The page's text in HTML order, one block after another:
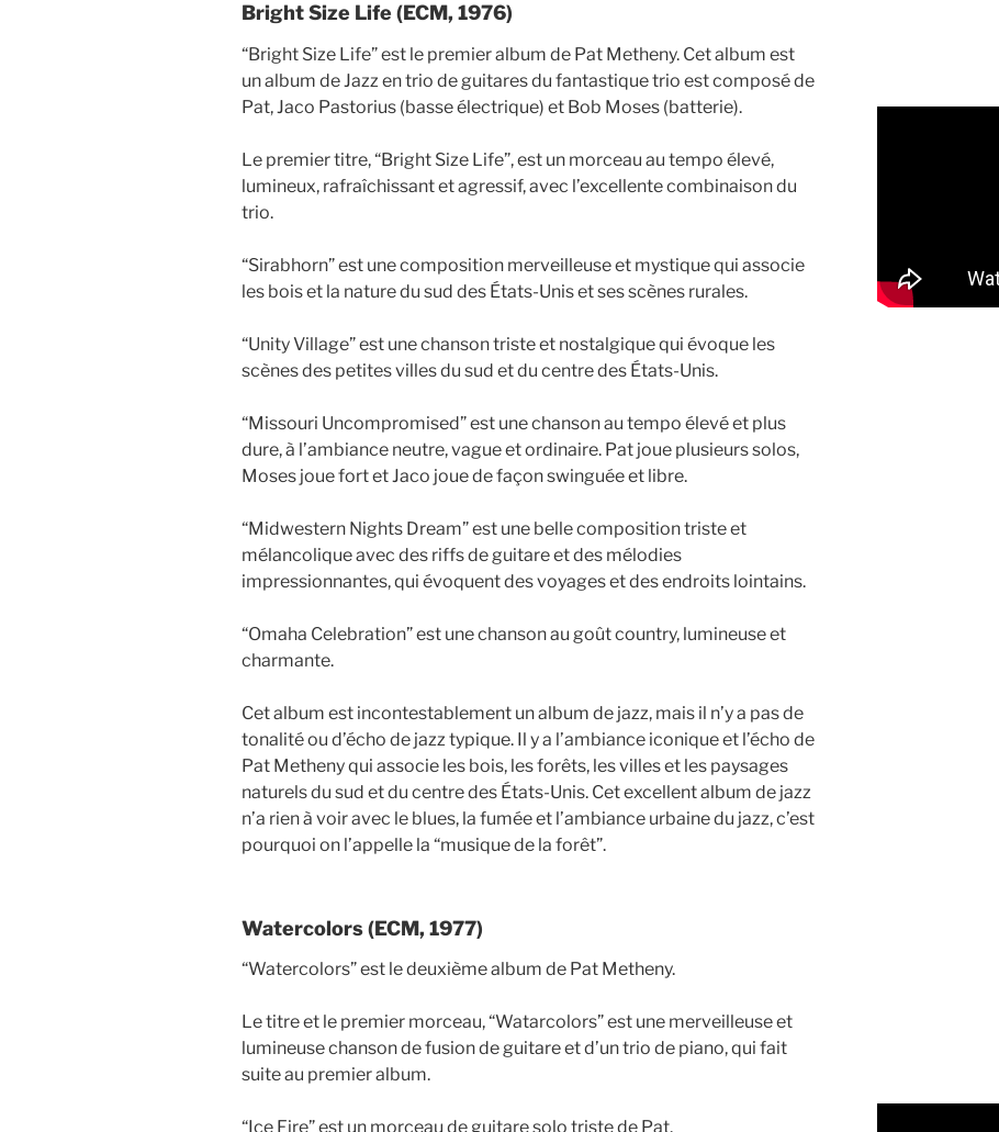
Bright Size Life (ECM, 1976)
“Bright Size Life” est le premier album de Pat Metheny. Cet album est
un album de Jazz en trio de guitares du fantastique trio est composé de
Pat, Jaco Pastorius (basse électrique) et Bob Moses (batterie).
Le premier titre, “Bright Size Life”, est un morceau au tempo élevé,
lumineux, rafraîchissant et agressif, avec l’excellente combinaison du
trio.
“Sirabhorn” est une composition merveilleuse et mystique qui associe
les bois et la nature du sud des États-Unis et ses scènes rurales.
“Unity Village” est une chanson triste et nostalgique qui évoque les
scènes des petites villes du sud et du centre des États-Unis.
“Missouri Uncompromised” est une chanson au tempo élevé et plus
dure, à l’ambiance neutre, vague et ordinaire. Pat joue plusieurs solos,
Moses joue fort et Jaco joue de façon swinguée et libre.
“Midwestern Nights Dream” est une belle composition triste et
mélancolique avec des riffs de guitare et des mélodies
impressionnantes, qui évoquent des voyages et des endroits lointains.
“Omaha Celebration” est une chanson au goût country, lumineuse et
charmante.
Cet album est incontestablement un album de jazz, mais il n’y a pas de
tonalité ou d’écho de jazz typique. Il y a l’ambiance iconique et l’écho de
Pat Metheny qui associe les bois, les forêts, les villes et les paysages
naturels du sud et du centre des États-Unis. Cet excellent album de jazz
n’a rien à voir avec le blues, la fumée et l’ambiance urbaine du jazz, c’est
pourquoi on l’appelle la “musique de la forêt”.
Watercolors (ECM, 1977)
“Watercolors” est le deuxième album de Pat Metheny.
Le titre et le premier morceau, “Watarcolors” est une merveilleuse et
lumineuse chanson de fusion de guitare et d’un trio de piano, qui fait
suite au premier album.
“Ice Fire” est un morceau de guitare solo triste de Pat.